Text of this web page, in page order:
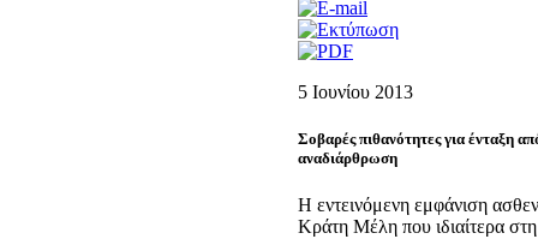
5 Ιουνίου 2013
Σοβαρές πιθανότητες για ένταξη
αναδιάρθρωση
Η εντεινόμενη εμφάνιση
Κράτη Μέλη που ιδιαίτερα